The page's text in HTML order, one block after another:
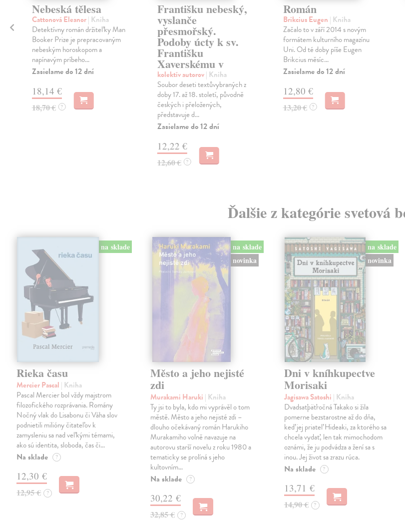
Nebeská tělesa
Cattonová Eleanor| Kniha
Detektívny román držiteľky Man
Booker Prize je prepracovaným
nebeským horoskopom a
napínavým príbeho...
Zasielame do 12 dní
18,14 €
18,70 € ?
Františku nebeský,
vyslanče
přesmořský.
Podoby úcty k sv.
Františku
Xaverskému v
kolektív autorov| Kniha
Soubor deseti textůvybraných z
doby 17. až 18. století, původně
českých i přeložených,
představuje d...
Zasielame do 12 dní
12,22 €
12,60 € ?
Román
Brikcius Eugen | Kniha
Začalo to v září 2014 s novým
formátem kulturního magazínu
Uni. Od té doby píše Eugen
Brikcius měsíc...
Zasielame do 12 dní
12,80 €
13,20 € ?
Ďalšie z kategórie svetová
na sklade
Rieka času
Mercier Pascal | Kniha
Pascal Mercier bol vždy majstrom
filozofického rozprávania. Romány
Nočný vlak do Lisabonu či Váha slov
podnietili milióny čitateľov k
zamysleniu sa nad veľkými témami,
ako sú identita, sloboda, čas či…
Na sklade ?
12,30 €
12,95 € ?
na sklade
novinka
Město a jeho nejisté
zdi
Murakami Haruki | Kniha
Ty jsi to byla, kdo mi vyprávěl o tom
městě. Město a jeho nejisté zdi –
dlouho očekávaný román Harukiho
Murakamiho volně navazuje na
autorovu starší novelu z roku 1980 a
tematicky se prolíná s jeho
kultovním…
Na sklade ?
30,22 €
32,85 € ?
na sklade
novinka
Dni v kníhkupectve
Morisaki
Jagisawa Satoshi | Kniha
Dvadsaťpäťročná Takako si žila
pomerne bezstarostne až do dňa,
keď jej priateľ Hideaki, za ktorého sa
chcela vydať, len tak mimochodom
oznámi, že ju podvádza a žení sa s
inou. Jej život sa zrazu rúca.
Na sklade ?
13,71 €
14,90 € ?